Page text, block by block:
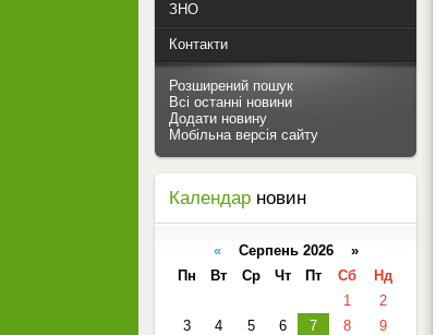
ЗНО
Контакти
Розширений пошук
Всі останні новини
Додати новину
Мобільна версія сайту
Календар новин
«Серпень 2026 »
Пн
Вт Ср Чт Пт Сб
Нд
1
2
3
4 5 6 7 8
9